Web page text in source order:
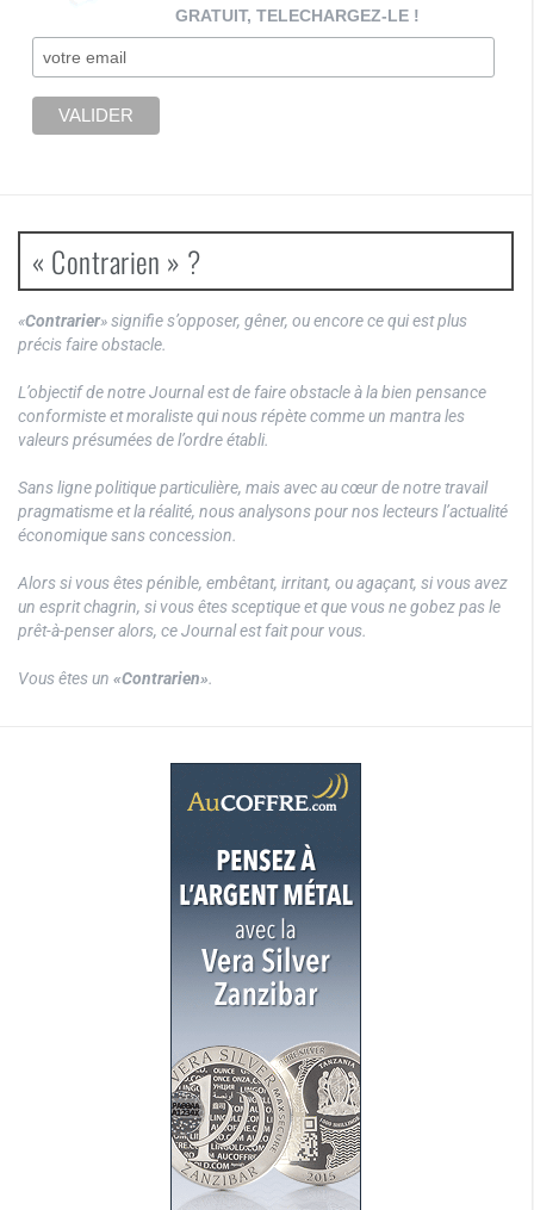
GRATUIT, TELECHARGEZ-LE !
« Contrarien » ?
«Contrarier» signifie s’opposer, gêner, ou encore ce qui est plus
précis faire obstacle.
L’objectif de notre Journal est de faire obstacle à la bien pensance
conformiste et moraliste qui nous répète comme un mantra les
valeurs présumées de l’ordre établi.
Sans ligne politique particulière, mais avec au cœur de notre travail
pragmatisme et la réalité, nous analysons pour nos lecteurs l’actualité
économique sans concession.
Alors si vous êtes pénible, embêtant, irritant, ou agaçant, si vous avez
un esprit chagrin, si vous êtes sceptique et que vous ne gobez pas le
prêt-à-penser alors, ce Journal est fait pour vous.
Vous êtes un «Contrarien».